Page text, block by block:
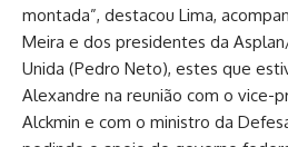
montada”, destacou Lima,
Meira e dos presidentes da
Unida (Pedro Neto), estes que
Alexandre na reunião com o vice-
Alckmin e com o ministro da